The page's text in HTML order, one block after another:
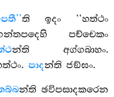
ති ඉදං ‘‘හත්ථං
පච්චෙකං
න්ති අග්ගබාහං.
පාදන්ති ජඞ්ඝං.
න්ති ඡවිපසාදකරෙන